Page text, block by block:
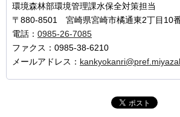
環境森林部環境管理課水保全対策担当
〒880-8501 宮崎県宮崎市橘通東2丁目10
電話： 0985-26-7085
ファクス：0985-38-6210
メールアドレス：